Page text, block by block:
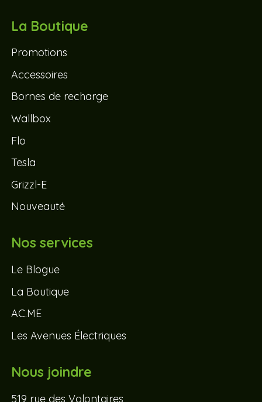
La Boutique
Promotions
Accessoires
Bornes de recharge
Wallbox
Flo
Tesla
Grizzl-E
Nouveauté
Nos services
Le Blogue
La Boutique
AC.ME
Les Avenues Électriques
Nous joindre
519 rue des Volontaires